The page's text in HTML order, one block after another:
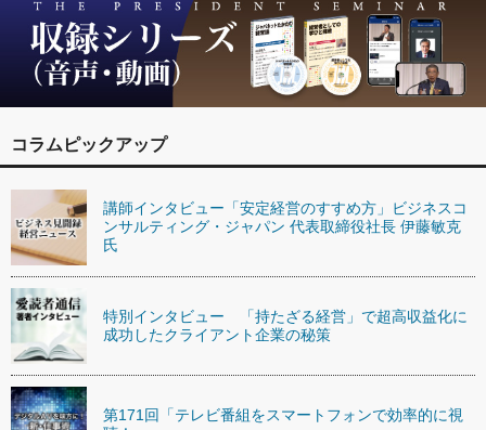
コラムピックアップ
講師インタビュー「安定経営のすすめ方」ビジネスコ
ンサルティング・ジャパン 代表取締役社長 伊藤敏克
氏
特別インタビュー 「持たざる経営」で超高収益化に
成功したクライアント企業の秘策
第171回「テレビ番組をスマートフォンで効率的に視